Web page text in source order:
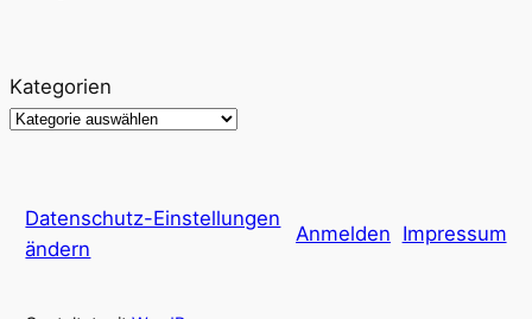
Kategorien
Datenschutz-Einstellungen
ändern
Anmelden Impressum